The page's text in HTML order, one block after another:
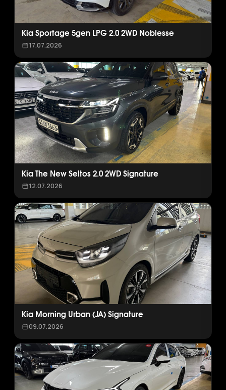
Kia Sportage 5gen LPG 2.0 2WD Noblesse
17.07.2026
Kia The New Seltos 2.0 2WD Signature
12.07.2026
Kia Morning Urban (JA) Signature
09.07.2026